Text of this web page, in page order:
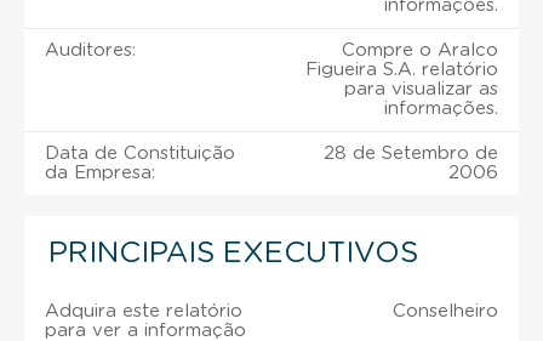
informações.
Auditores:
Compre o Aralco
Figueira S.A. relatório
para visualizar as
informações.
Data de Constituição
da Empresa:
28 de Setembro de
2006
PRINCIPAIS EXECUTIVOS
Adquira este relatório
para ver a informação
Conselheiro